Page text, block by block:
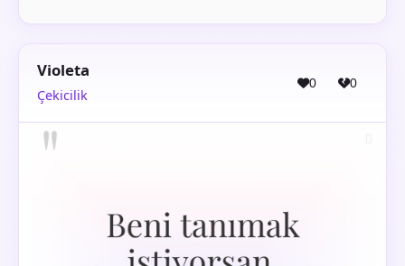
Violeta
Çekicilik
0 0